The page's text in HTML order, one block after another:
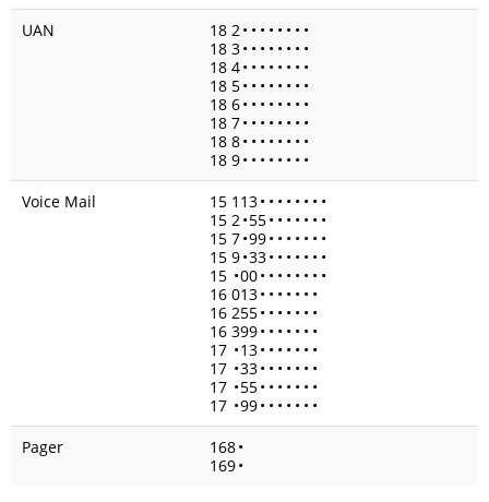
UAN
18 2• • • • • • • •
18 3• • • • • • • •
18 4• • • • • • • •
18 5• • • • • • • •
18 6• • • • • • • •
18 7• • • • • • • •
18 8• • • • • • • •
18 9• • • • • • • •
Voice Mail
15 113• • • • • • • •
15 2•55• • • • • • •
15 7•99• • • • • • •
15 9•33• • • • • • •
15 •00• • • • • • • •
16 013• • • • • • •
16 255• • • • • • •
16 399• • • • • • •
17 •13• • • • • • •
17 •33• • • • • • •
17 •55• • • • • • •
17 •99• • • • • • •
Pager
168•
169•